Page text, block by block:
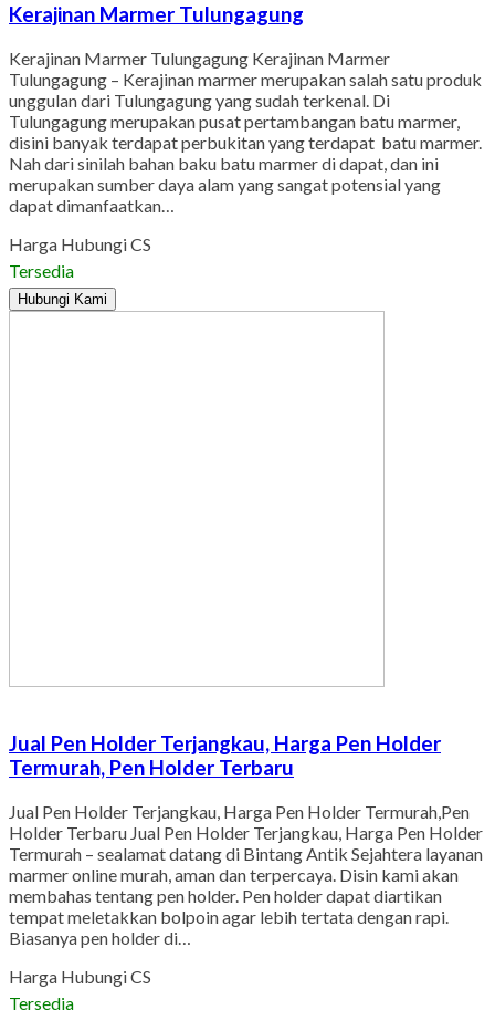
Kerajinan Marmer Tulungagung
Kerajinan Marmer Tulungagung Kerajinan Marmer
Tulungagung – Kerajinan marmer merupakan salah satu produk
unggulan dari Tulungagung yang sudah terkenal. Di
Tulungagung merupakan pusat pertambangan batu marmer,
disini banyak terdapat perbukitan yang terdapat batu marmer.
Nah dari sinilah bahan baku batu marmer di dapat, dan ini
merupakan sumber daya alam yang sangat potensial yang
dapat dimanfaatkan…
Harga Hubungi CS
Tersedia
Hubungi Kami
Jual Pen Holder Terjangkau, Harga Pen Holder
Termurah, Pen Holder Terbaru
Jual Pen Holder Terjangkau, Harga Pen Holder Termurah,Pen
Holder Terbaru Jual Pen Holder Terjangkau, Harga Pen Holder
Termurah – sealamat datang di Bintang Antik Sejahtera layanan
marmer online murah, aman dan terpercaya. Disin kami akan
membahas tentang pen holder. Pen holder dapat diartikan
tempat meletakkan bolpoin agar lebih tertata dengan rapi.
Biasanya pen holder di…
Harga Hubungi CS
Tersedia